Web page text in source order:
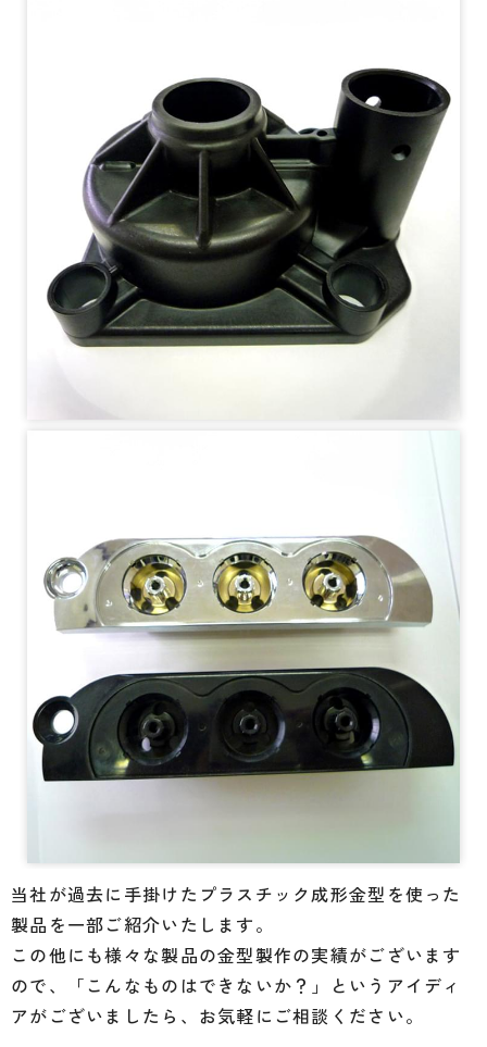
当社が過去に手掛けたプラスチック成形金型を使った
製品を一部ご紹介いたします。
この他にも様々な製品の金型製作の実績がございます
ので、
「こんなものはできないか？」というアイディ
アがございましたら、お気軽にご相談ください。